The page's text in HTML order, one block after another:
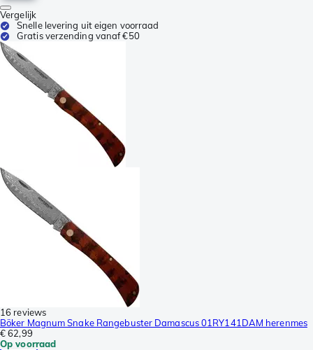
Vergelijk
Snelle levering uit eigen voorraad
Gratis verzending vanaf €50
16 reviews
Böker Magnum Snake Rangebuster Damascus 01RY141DAM herenmes
€ 62,99
Op voorraad